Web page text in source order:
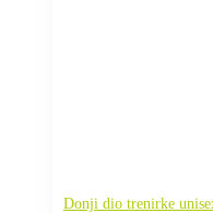
Donji dio trenirke